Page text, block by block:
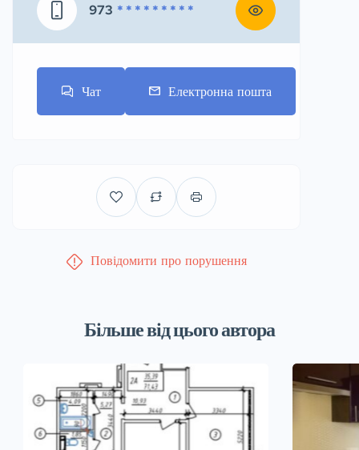
973 * * * * * * * * *
Чат Електронна пошта
Повідомити про порушення
Більше від цього автора